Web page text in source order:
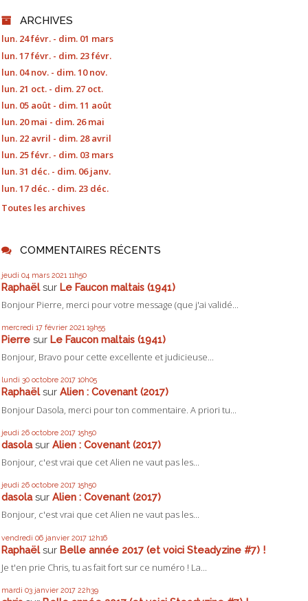
ARCHIVES
lun. 24 févr. - dim. 01 mars
lun. 17 févr. - dim. 23 févr.
lun. 04 nov. - dim. 10 nov.
lun. 21 oct. - dim. 27 oct.
lun. 05 août - dim. 11 août
lun. 20 mai - dim. 26 mai
lun. 22 avril - dim. 28 avril
lun. 25 févr. - dim. 03 mars
lun. 31 déc. - dim. 06 janv.
lun. 17 déc. - dim. 23 déc.
Toutes les archives
COMMENTAIRES RÉCENTS
jeudi 04 mars 2021 11h50
Raphaëlsur Le Faucon maltais (1941)
Bonjour Pierre, merci pour votre message (que j'ai validé...
mercredi 17 février 2021 19h55
Pierre sur Le Faucon maltais (1941)
Bonjour, Bravo pour cette excellente et judicieuse...
lundi 30 octobre 2017 10h05
Raphaëlsur Alien : Covenant (2017)
Bonjour Dasola, merci pour ton commentaire. A priori tu...
jeudi 26 octobre 2017 15h50
dasolasur Alien : Covenant (2017)
Bonjour, c'est vrai que cet Alien ne vaut pas les...
jeudi 26 octobre 2017 15h50
dasolasur Alien : Covenant (2017)
Bonjour, c'est vrai que cet Alien ne vaut pas les...
vendredi 06 janvier 2017 12h16
Raphaëlsur Belle année 2017 (et voici Steadyzine #7) !
Je t'en prie Chris, tu as fait fort sur ce numéro ! La...
mardi 03 janvier 2017 22h39